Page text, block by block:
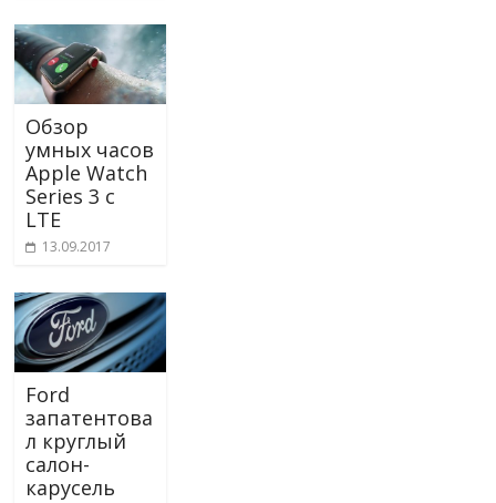
Обзор
умных часов
Apple Watch
Series 3 с
LTE
13.09.2017
Ford
запатентова
л круглый
салон-
карусель